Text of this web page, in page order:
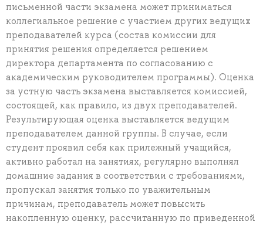
письменной части экзамена может приниматься
коллегиальное решение с участием других ведущих
преподавателей курса (состав комиссии для
принятия решения определяется решением
директора департамента по согласованию с
академическим руководителем программы). Оценка
за устную часть экзамена выставляется комиссией,
состоящей, как правило, из двух преподавателей.
Результирующая оценка выставляется ведущим
преподавателем данной группы. В случае, если
студент проявил себя как прилежный учащийся,
активно работал на занятиях, регулярно выполнял
домашние задания в соответствии с требованиями,
пропускал занятия только по уважительным
причинам, преподаватель может повысить
накопленную оценку, рассчитанную по приведенной